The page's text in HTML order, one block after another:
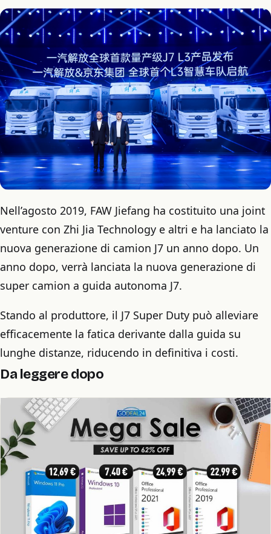
Nell’agosto 2019, FAW Jiefang ha costituito una joint
venture con Zhi Jia Technology e altri e ha lanciato la
nuova generazione di camion J7 un anno dopo. Un
anno dopo, verrà lanciata la nuova generazione di
super camion a guida autonoma J7.
Stando al produttore, il J7 Super Duty può alleviare
efficacemente la fatica derivante dalla guida su
lunghe distanze, riducendo in definitiva i costi.
Da leggere dopo